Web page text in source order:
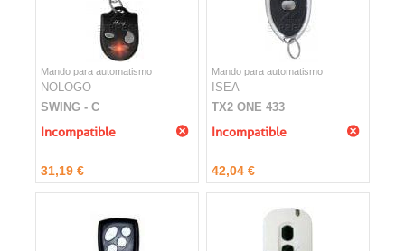
Mando para automatismo
NOLOGO
SWING - C
Incompatible
31,19 €
Mando para automatismo
ISEA
TX2 ONE 433
Incompatible
42,04 €